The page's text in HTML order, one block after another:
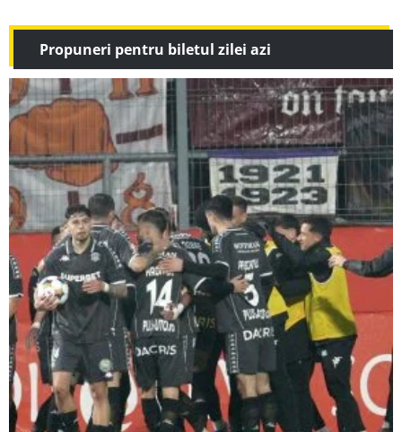
Propuneri pentru biletul zilei azi